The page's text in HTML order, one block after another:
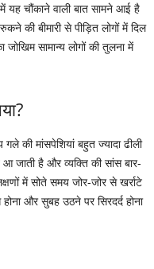
यह चौंकाने वाली बात सामने आई है
की बीमारी से पीड़ित लोगों में दिल
जोखिम सामान्य लोगों की तुलना में
की मांसपेशियां बहुत ज्यादा ढीली
जाती है और व्यक्ति की सांस बार-
में सोते समय जोर-जोर से खर्राटे
और सुबह उठने पर सिरदर्द होना